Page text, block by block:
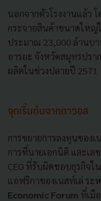
นอกจากตัวโรงงานแล้ว
กระจายสินค้าขนาดให
ประมาณ 23,000 ล้านบ
อารยะ จังหวัดสมุทรปรา
ผลิตในช่วงปลายปี 2571
จุดเริ่มต้นจากดาวอส
การขยายการลงทุนของ
การที่นายเอกนิติ และเล
CEO ที่รับผิดชอบธุรกิจใ
แอฟริกาของเนสท์เล่ ระ
Economic Forum ที่เมื